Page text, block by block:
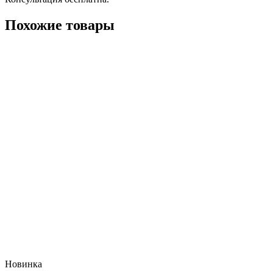
Похожие товары
Новинка